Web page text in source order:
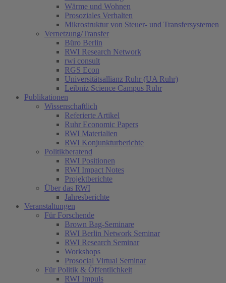
Wärme und Wohnen
Prosoziales Verhalten
Mikrostruktur von Steuer- und Transfersystemen
Vernetzung/Transfer
Büro Berlin
RWI Research Network
rwi consult
RGS Econ
Universitätsallianz Ruhr (UA Ruhr)
Leibniz Science Campus Ruhr
Publikationen
Wissenschaftlich
Referierte Artikel
Ruhr Economic Papers
RWI Materialien
RWI Konjunkturberichte
Politikberatend
RWI Positionen
RWI Impact Notes
Projektberichte
Über das RWI
Jahresberichte
Veranstaltungen
Für Forschende
Brown Bag-Seminare
RWI Berlin Network Seminar
RWI Research Seminar
Workshops
Prosocial Virtual Seminar
Für Politik & Öffentlichkeit
RWI Impuls